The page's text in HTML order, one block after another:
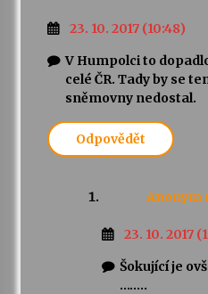
23. 10. 2017 (10:48)
V Humpolci to
celé ČR. Tady by se
sněmovny nedostal.
Odpovědět
Anonym
23. 10. 2017
Šokující je
……..